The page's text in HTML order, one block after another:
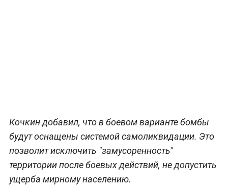
Кочкин добавил, что в боевом варианте бомбы
будут оснащены системой самоликвидации. Это
позволит исключить "замусоренность"
территории после боевых действий, не допустить
ущерба мирному населению.